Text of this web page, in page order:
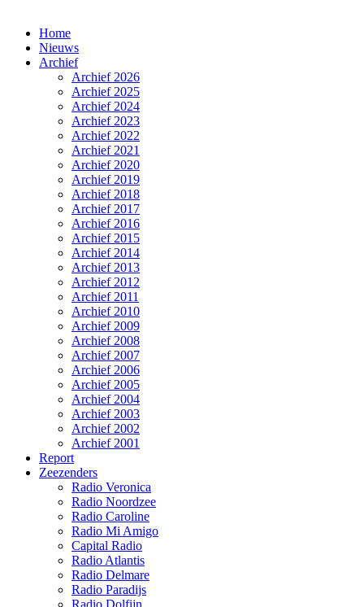
Home
Nieuws
Archief
Archief 2026
Archief 2025
Archief 2024
Archief 2023
Archief 2022
Archief 2021
Archief 2020
Archief 2019
Archief 2018
Archief 2017
Archief 2016
Archief 2015
Archief 2014
Archief 2013
Archief 2012
Archief 2011
Archief 2010
Archief 2009
Archief 2008
Archief 2007
Archief 2006
Archief 2005
Archief 2004
Archief 2003
Archief 2002
Archief 2001
Report
Zeezenders
Radio Veronica
Radio Noordzee
Radio Caroline
Radio Mi Amigo
Capital Radio
Radio Atlantis
Radio Delmare
Radio Paradijs
Radio Dolfijn